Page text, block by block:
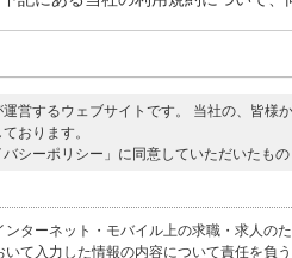
営するウェブサイトです。 当社の、皆様
おります。
シーポリシー」に同意していただいたもの
ターネット・モバイル上の求職・求人の
て入力した情報の内容について責任を負う